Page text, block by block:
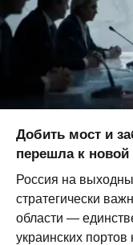
Добить мост и
перешла к новой
Россия на
стратегически
области —
украинских портов